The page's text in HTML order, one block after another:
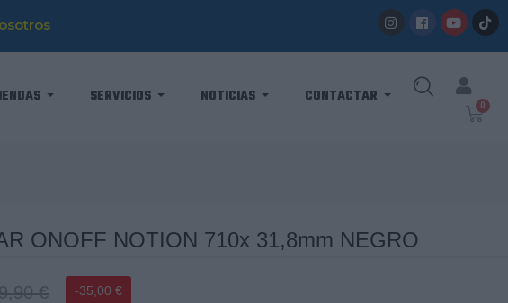
SERVICIOS NOTICIAS CONTACTAR
ONOFF NOTION 710x 31,8mm NEGRO
€ -35,00 €